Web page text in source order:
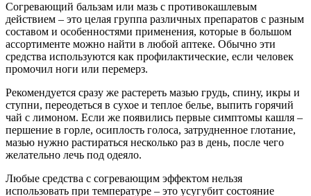
Согревающий бальзам или мазь с противокашлевым
действием – это целая группа различных препаратов с разным
составом и особенностями применения, которые в большом
ассортименте можно найти в любой аптеке. Обычно эти
средства используются как профилактические, если человек
промочил ноги или перемерз.
Рекомендуется сразу же растереть мазью грудь, спину, икры и
ступни, переодеться в сухое и теплое белье, выпить горячий
чай с лимоном. Если же появились первые симптомы кашля –
першение в горле, осиплость голоса, затрудненное глотание,
мазью нужно растираться несколько раз в день, после чего
желательно лечь под одеяло.
Любые средства с согревающим эффектом нельзя
использовать при температуре – это усугубит состояние